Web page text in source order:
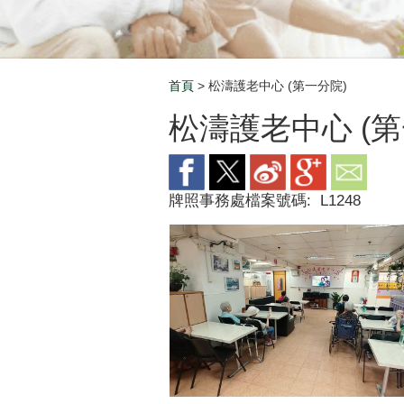
Breadcrumb
首頁 > 松濤護老中心 (第一分院)
松濤護老中心 (
牌照事務處檔案號碼: L1248